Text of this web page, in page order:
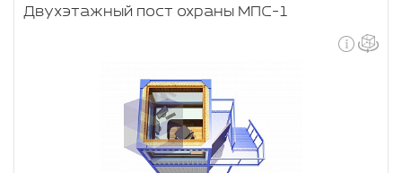
Двухэтажный пост охраны МПС-1